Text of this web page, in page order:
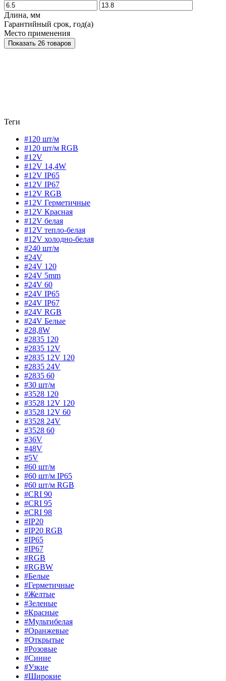
Длина, мм
Гарантийный срок, год(а)
Место применения
Показать 26 товаров
Теги
#120 шт/м
#120 шт/м RGB
#12V
#12V 14,4W
#12V IP65
#12V IP67
#12V RGB
#12V Герметичные
#12V Красная
#12V белая
#12V тепло-белая
#12V холодно-белая
#240 шт/м
#24V
#24V 120
#24V 5mm
#24V 60
#24V IP65
#24V IP67
#24V RGB
#24V Белые
#28,8W
#2835 120
#2835 12V
#2835 12V 120
#2835 24V
#2835 60
#30 шт/м
#3528 120
#3528 12V 120
#3528 12V 60
#3528 24V
#3528 60
#36V
#48V
#5V
#60 шт/м
#60 шт/м IP65
#60 шт/м RGB
#CRI 90
#CRI 95
#CRI 98
#IP20
#IP20 RGB
#IP65
#IP67
#RGB
#RGBW
#Белые
#Герметичные
#Желтые
#Зеленые
#Красные
#Мультибелая
#Оранжевые
#Открытые
#Розовые
#Синие
#Узкие
#Широкие